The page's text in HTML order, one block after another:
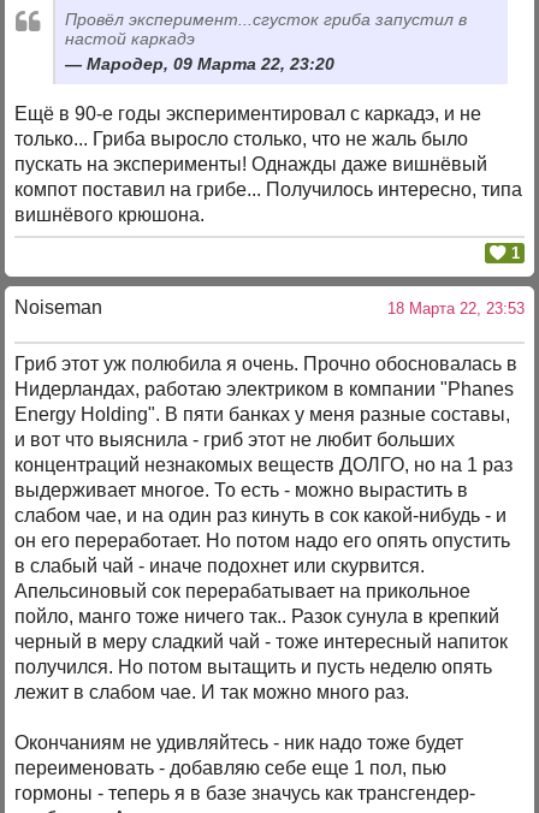
Провёл эксперимент...сгусток гриба запустил в
настой каркадэ
Мародер, 09 Марта 22, 23:20
Ещё в 90-е годы экспериментировал с каркадэ, и не
только... Гриба выросло столько, что не жаль было
пускать на эксперименты! Однажды даже вишнёвый
компот поставил на грибе... Получилось интересно, типа
вишнёвого крюшона.
1
Noiseman 18 Марта 22, 23:53
Гриб этот уж полюбила я очень. Прочно обосновалась в
Нидерландах, работаю электриком в компании "Phanes
Energy Holding". В пяти банках у меня разные составы,
и вот что выяснила - гриб этот не любит больших
концентраций незнакомых веществ ДОЛГО, но на 1 раз
выдерживает многое. То есть - можно вырастить в
слабом чае, и на один раз кинуть в сок какой-нибудь - и
он его переработает. Но потом надо его опять опустить
в слабый чай - иначе подохнет или скурвится.
Апельсиновый сок перерабатывает на прикольное
пойло, манго тоже ничего так.. Разок сунула в крепкий
черный в меру сладкий чай - тоже интересный напиток
получился. Но потом вытащить и пусть неделю опять
лежит в слабом чае. И так можно много раз.
Окончаниям не удивляйтесь - ник надо тоже будет
переименовать - добавляю себе еще 1 пол, пью
гормоны - теперь я в базе значусь как трансгендер-